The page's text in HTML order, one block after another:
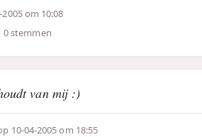
om 10:08
0 stemmen
van mij :)
10-04-2005 om 18:55